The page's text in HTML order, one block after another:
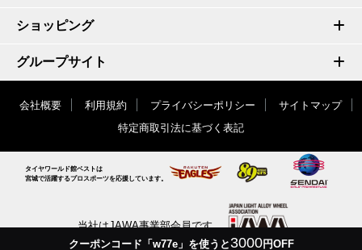
クーポンコード「w77e」を使うと 3000円OFF
ショッピング
グループサイト
会社概要 利用規約 プライバシーポリシー
サイトマップ
特定商取引法に基づく表記
タイヤワールド館ベストは
宮城で活躍するプロスポーツを応援しています。
当社はJAWA事業部会員です